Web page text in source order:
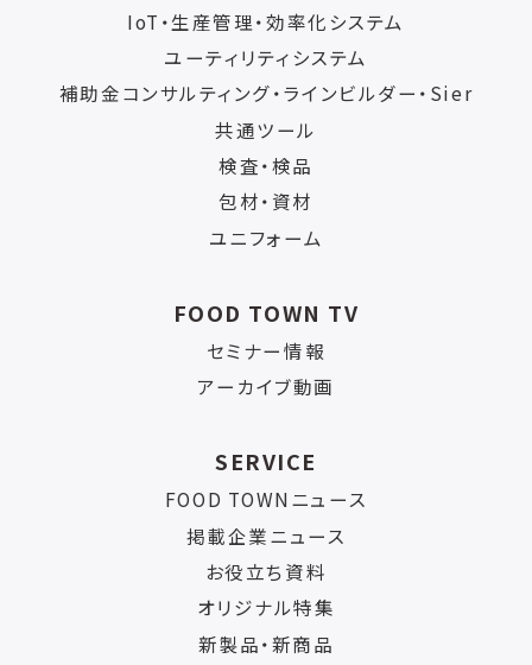
IoT・生産管理・効率化システム
ユーティリティシステム
補助金コンサルティング・ラインビルダー・Sier
共通ツール
検査・検品
包材・資材
ユニフォーム
FOOD TOWN TV
セミナー情報
アーカイブ動画
SERVICE
FOOD TOWNニュース
掲載企業ニュース
お役立ち資料
オリジナル特集
新製品・新商品